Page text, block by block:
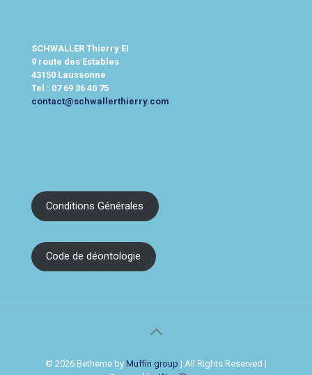
SCHWALLER Thierry EI
9 route des Estables
43150 Laussonne
Tel : 07 69 36 40 75
contact@schwallerthierry.com
Conditions Générales
Code de déontologie
© 2026 Betheme by Muffin group | All Rights Reserved |